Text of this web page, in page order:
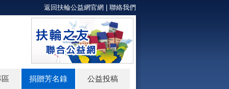
返回扶輪公益網官網 聯絡我們
捐贈芳名錄 公益投稿